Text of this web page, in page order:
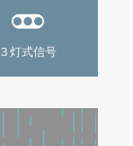
３灯式信号